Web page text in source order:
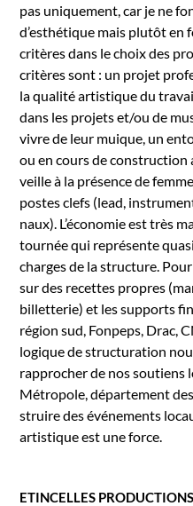
ETINCELLES PRODUCTIONS
pas unique­ment, car je ne
d’esthé­tique mais plutôt en
critères dans le choix des
critères sont : un pro­jet
la qual­ité artis­tique du
dans les pro­jets et/ou de
vivre de leur muique, un
ou en cours de
veille à la présence de
postes clefs (lead,
naux). L’é­conomie est très
tournée qui représente
charges de la struc­ture.
sur des recettes pro­pres
bil­let­terie) et les sup­ports
région sud, Fon­peps, Drac,
logique de struc­tura­tion
rap­procher de nos sou­tiens
Métro­pole, départe­ment
stru­ire des événe­ments
artis­tique est une force.